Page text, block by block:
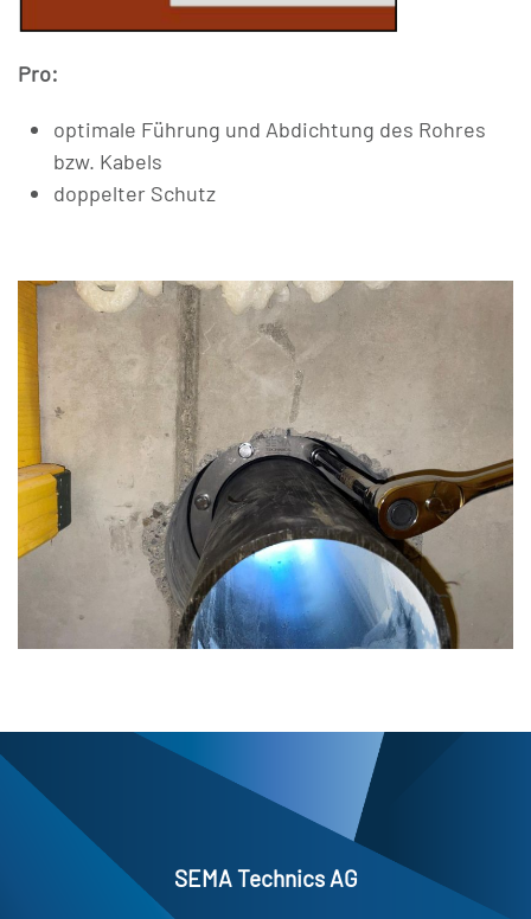
Pro:
optimale Führung und Abdichtung des Rohres
bzw. Kabels
doppelter Schutz
SEMA Technics AG